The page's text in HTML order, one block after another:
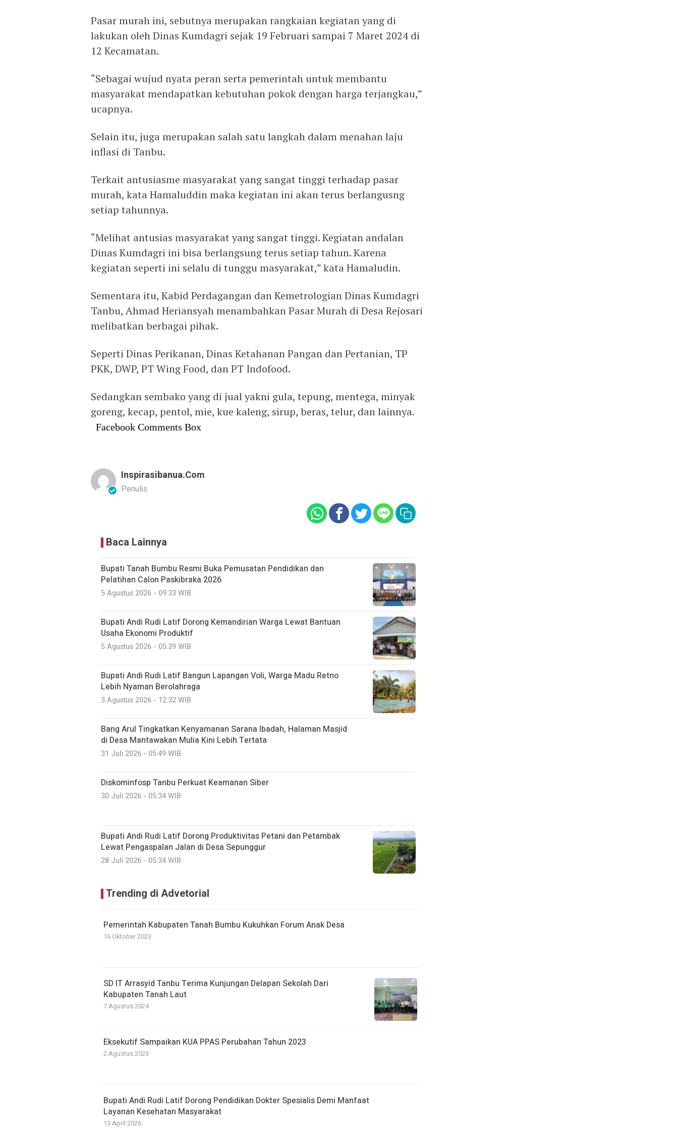
Pasar murah ini, sebutnya merupakan rangkaian kegiatan yang di
lakukan oleh Dinas Kumdagri sejak 19 Februari sampai 7 Maret 2024 di
12 Kecamatan.
“Sebagai wujud nyata peran serta pemerintah untuk membantu
masyarakat mendapatkan kebutuhan pokok dengan harga terjangkau,”
ucapnya.
Selain itu, juga merupakan salah satu langkah dalam menahan laju
inflasi di Tanbu.
Terkait antusiasme masyarakat yang sangat tinggi terhadap pasar
murah, kata Hamaluddin maka kegiatan ini akan terus berlangusng
setiap tahunnya.
“Melihat antusias masyarakat yang sangat tinggi. Kegiatan andalan
Dinas Kumdagri ini bisa berlangsung terus setiap tahun. Karena
kegiatan seperti ini selalu di tunggu masyarakat,” kata Hamaludin.
Sementara itu, Kabid Perdagangan dan Kemetrologian Dinas Kumdagri
Tanbu, Ahmad Heriansyah menambahkan Pasar Murah di Desa Rejosari
melibatkan berbagai pihak.
Seperti Dinas Perikanan, Dinas Ketahanan Pangan dan Pertanian, TP
PKK, DWP, PT Wing Food, dan PT Indofood.
Sedangkan sembako yang di jual yakni gula, tepung, mentega, minyak
goreng, kecap, pentol, mie, kue kaleng, sirup, beras, telur, dan lainnya.
Facebook Comments Box
Inspirasibanua.com
Penulis
Baca Lainnya
Bupati Tanah Bumbu Resmi Buka Pemusatan Pendidikan dan
Pelatihan Calon Paskibraka 2026
5 Agustus 2026 - 09:33 WIB
Bupati Andi Rudi Latif Dorong Kemandirian Warga Lewat Bantuan
Usaha Ekonomi Produktif
5 Agustus 2026 - 05:39 WIB
Bupati Andi Rudi Latif Bangun Lapangan Voli, Warga Madu Retno
Lebih Nyaman Berolahraga
3 Agustus 2026 - 12:32 WIB
Bang Arul Tingkatkan Kenyamanan Sarana Ibadah, Halaman Masjid
di Desa Mantawakan Mulia Kini Lebih Tertata
31 Juli 2026 - 05:49 WIB
Diskominfosp Tanbu Perkuat Keamanan Siber
30 Juli 2026 - 05:34 WIB
Bupati Andi Rudi Latif Dorong Produktivitas Petani dan Petambak
Lewat Pengaspalan Jalan di Desa Sepunggur
28 Juli 2026 - 05:34 WIB
Trending di Advetorial
Pemerintah Kabupaten Tanah Bumbu Kukuhkan Forum Anak Desa
16 Oktober 2023
SD IT Arrasyid Tanbu Terima Kunjungan Delapan Sekolah Dari
Kabupaten Tanah Laut
7 Agustus 2024
Eksekutif Sampaikan KUA PPAS Perubahan Tahun 2023
2 Agustus 2023
Bupati Andi Rudi Latif Dorong Pendidikan Dokter Spesialis Demi Manfaat
Layanan Kesehatan Masyarakat
13 April 2026